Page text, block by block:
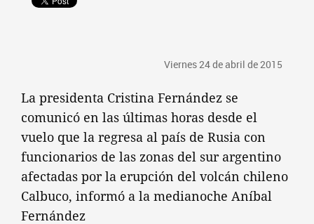
Viernes 24 de abril de 2015
La presidenta Cristina Fernández se
comunicó en las últimas horas desde el
vuelo que la regresa al país de Rusia con
funcionarios de las zonas del sur argentino
afectadas por la erupción del volcán chileno
Calbuco, informó a la medianoche Aníbal
Fernández